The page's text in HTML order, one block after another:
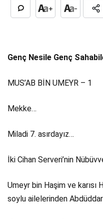
+ -
Genç Nesile Genç
MUS’AB BİN UMEYR – 1
Mekke…
Miladi 7. asırdayız…
İki Cihan Serveri’nin
Umeyr bin Haşim ve karısı
soylu ailelerinden